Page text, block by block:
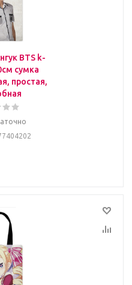
BTS k-
сумка
простая,